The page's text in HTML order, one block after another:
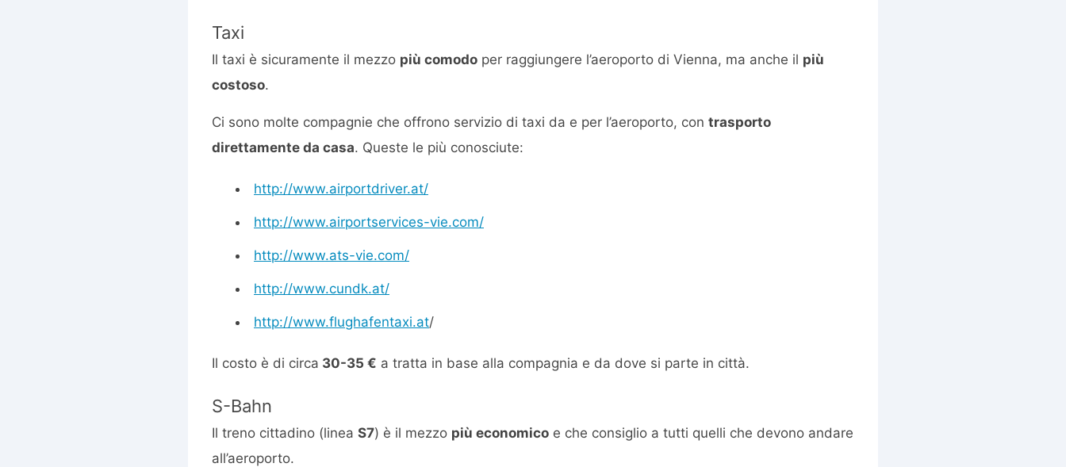
Taxi
Il taxi è sicuramente il mezzo più comodo per raggiungere l’aeroporto di Vienna, ma anche il più
costoso.
Ci sono molte compagnie che offrono servizio di taxi da e per l’aeroporto, con trasporto
direttamente da casa. Queste le più conosciute:
http://www.airportdriver.at/
http://www.airportservices-vie.com/
http://www.ats-vie.com/
http://www.cundk.at/
http://www.flughafentaxi.at/
Il costo è di circa 30-35 € a tratta in base alla compagnia e da dove si parte in città.
S-Bahn
Il treno cittadino (linea S7) è il mezzo più economico e che consiglio a tutti quelli che devono andare
all’aeroporto.